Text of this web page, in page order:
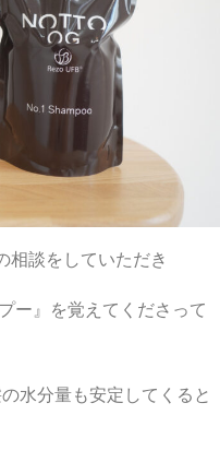
相談をしていただき
ー』を覚えてくださって
水分量も安定してくると